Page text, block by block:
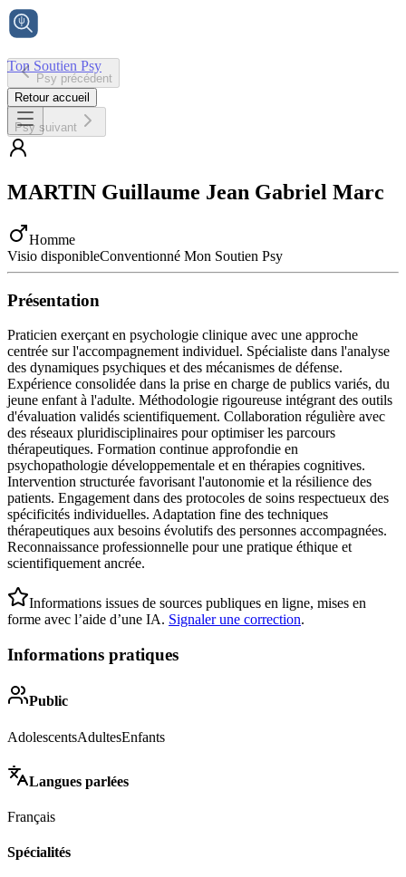
Ton Soutien Psy
Accueil
Psy précédent
Retour accueil
Psy suivant
MARTIN Guillaume Jean Gabriel Marc
Homme
Visio disponibleConventionné Mon Soutien Psy
Présentation
Praticien exerçant en psychologie clinique avec une approche
centrée sur l'accompagnement individuel. Spécialiste dans l'analyse
des dynamiques psychiques et des mécanismes de défense.
Expérience consolidée dans la prise en charge de publics variés, du
jeune enfant à l'adulte. Méthodologie rigoureuse intégrant des outils
d'évaluation validés scientifiquement. Collaboration régulière avec
des réseaux pluridisciplinaires pour optimiser les parcours
thérapeutiques. Formation continue approfondie en
psychopathologie développementale et en thérapies cognitives.
Intervention structurée favorisant l'autonomie et la résilience des
patients. Engagement dans des protocoles de soins respectueux des
spécificités individuelles. Adaptation fine des techniques
thérapeutiques aux besoins évolutifs des personnes accompagnées.
Reconnaissance professionnelle pour une pratique éthique et
scientifiquement ancrée.
Informations issues de sources publiques en ligne, mises en
forme avec l’aide d’une IA. Signaler une correction.
Informations pratiques
Public
AdolescentsAdultesEnfants
Langues parlées
Français
Spécialités